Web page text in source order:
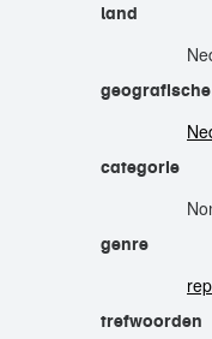
land
categorie
genre
trefwoorden